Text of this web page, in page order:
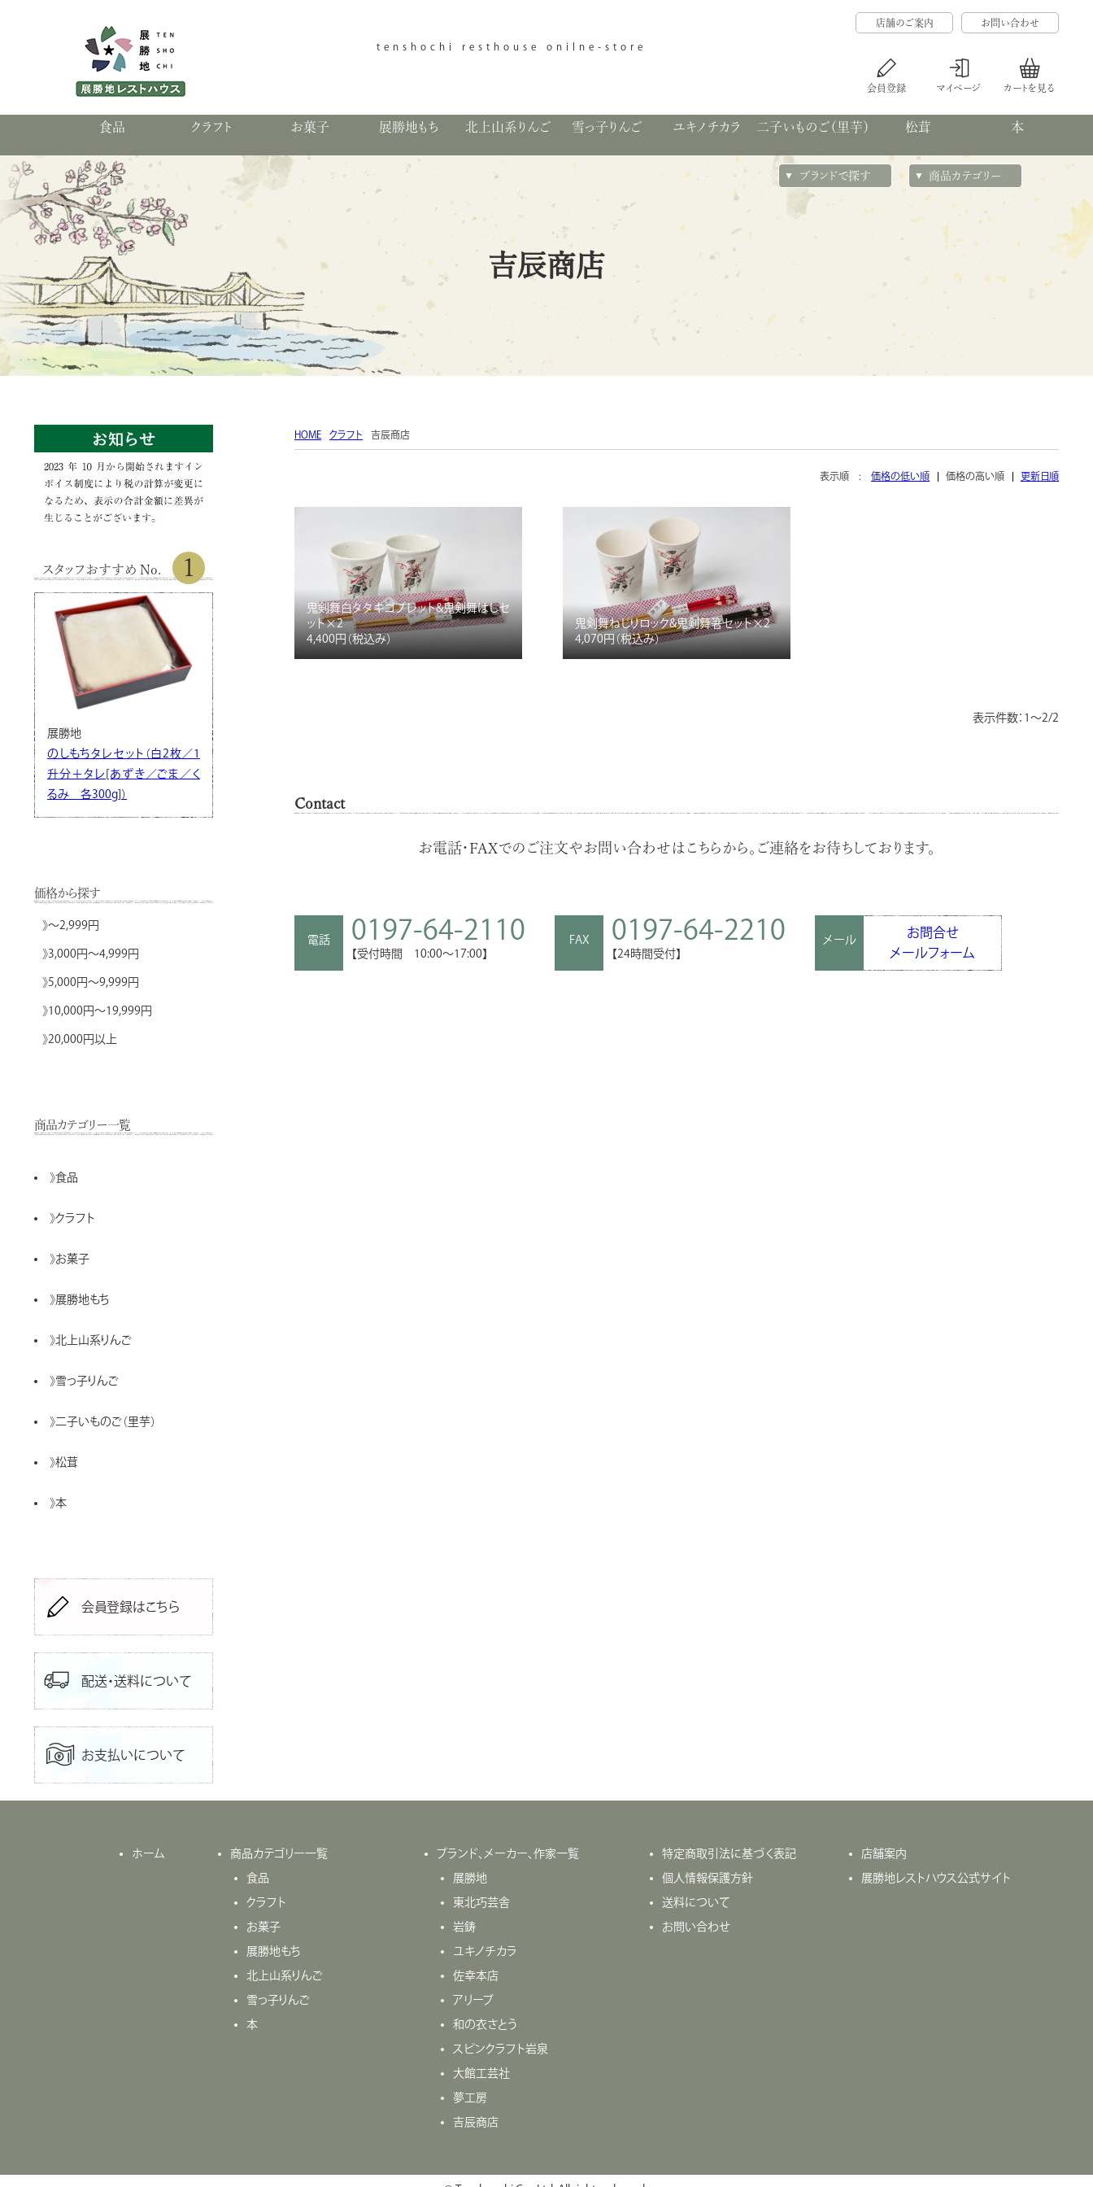
tenshochi resthouse onilne-store
店舗のご案内 お問い合わせ
会員登録 マイページ カートを見る
食品 クラフト お菓子 展勝地もち 北上山系りんご 雪っ子りんご ユキノチカラ 二子いものご（里芋） 松茸 本
ブランドで探す 商品カテゴリー
吉辰商店
スタッフおすすめ No. 1
展勝地
のしもちタレセット（白2枚／1
升分＋タレ[あずき／ごま／く
るみ 各300g]）
価格から探す
》～2,999円
》3,000円～4,999円
》5,000円～9,999円
》10,000円～19,999円
》20,000円以上
商品カテゴリー一覧
》食品
》クラフト
》お菓子
》展勝地もち
》北上山系りんご
》雪っ子りんご
》二子いものご（里芋）
》松茸
》本
会員登録はこちら
配送・送料について
お支払いについて
HOME クラフト 吉辰商店
表示順 : 価格の低い順 価格の高い順 更新日順
鬼剣舞白タタキゴブレット&鬼剣舞はしセ
ット×2
4,400円 （税込み）
鬼剣舞ねじりロック&鬼剣舞箸セット×2
4,070円（税込み）
表示件数：1～2/2
Contact
お電話・FAXでのご注文やお問い合わせはこちらから。ご連絡をお待ちしております。
電話 0197-64-2110
【受付時間 10:00～17:00】
FAX 0197-64-2210
【24時間受付】
メール
お問合せ
メールフォーム
ホーム 商品カテゴリー一覧
食品
クラフト
お菓子
展勝地もち
北上山系りんご
雪っ子りんご
本
ブランド、メーカー、作家一覧
展勝地
東北巧芸舎
岩鋳
ユキノチカラ
佐幸本店
アリーブ
和の衣さとう
スピンクラフト岩泉
大館工芸社
夢工房
吉辰商店
特定商取引法に基づく表記
個人情報保護方針
送料について
お問い合わせ
店舗案内
展勝地レストハウス公式サイト